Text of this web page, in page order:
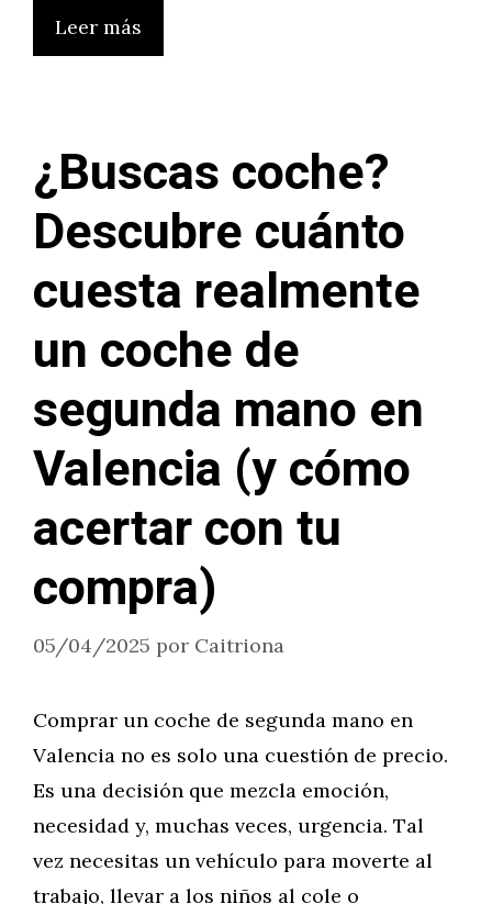
Leer más
¿Buscas coche?
Descubre cuánto
cuesta realmente
un coche de
segunda mano en
Valencia (y cómo
acertar con tu
compra)
05/04/2025 por Caitriona
Comprar un coche de segunda mano en
Valencia no es solo una cuestión de precio.
Es una decisión que mezcla emoción,
necesidad y, muchas veces, urgencia. Tal
vez necesitas un vehículo para moverte al
trabajo, llevar a los niños al cole o